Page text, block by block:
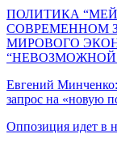
ПОЛИТИКА
СОВРЕМЕННОМ
МИРОВОГО
“НЕВОЗМОЖНОЙ
Евгений
запрос на «новую
Оппозиция идет в